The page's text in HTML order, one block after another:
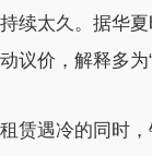
持续太久。据华
动议价，解释多为
租赁遇冷的同时